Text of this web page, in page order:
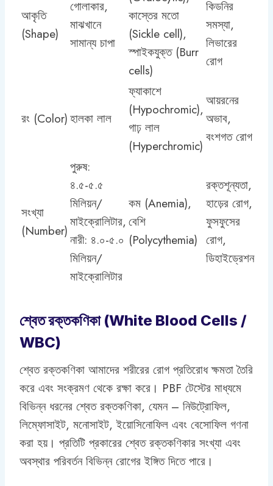
আকৃতি
(Shape)
গোলাকার,
মাঝখানে
সামান্য চাপা
কাস্তের মতো
(Sickle cell),
স্পাইকযুক্ত (Burr
cells)
কিডনির
সমস্যা,
লিভারের
রোগ
রং (Color)হালকা লাল
ফ্যাকাশে
(Hypochromic),
গাঢ় লাল
(Hyperchromic)
আয়রনের
অভাব,
বংশগত রোগ
সংখ্যা
(Number)
পুরুষ:
৪.৫-৫.৫
মিলিয়ন/
মাইক্রোলিটার,
নারী: ৪.০-৫.০
মিলিয়ন/
মাইক্রোলিটার
কম (Anemia),
বেশি
(Polycythemia)
রক্তশূন্যতা,
হাড়ের রোগ,
ফুসফুসের
রোগ,
ডিহাইড্রেশন
শ্বেত রক্তকণিকা (White Blood Cells /
WBC)
শ্বেত রক্তকণিকা আমাদের শরীরের রোগ প্রতিরোধ ক্ষমতা তৈরি
করে এবং সংক্রমণ থেকে রক্ষা করে। PBF টেস্টের মাধ্যমে
বিভিন্ন ধরনের শ্বেত রক্তকণিকা, যেমন – নিউট্রোফিল,
লিম্ফোসাইট, মনোসাইট, ইয়োসিনোফিল এবং বেসোফিল গণনা
করা হয়। প্রতিটি প্রকারের শ্বেত রক্তকণিকার সংখ্যা এবং
অবস্থার পরিবর্তন বিভিন্ন রোগের ইঙ্গিত দিতে পারে।